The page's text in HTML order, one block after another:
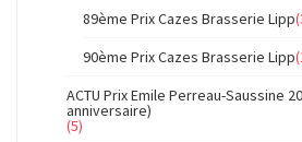
89ème Prix Cazes Brasserie Lipp
90ème Prix Cazes Brasserie Lipp
ACTU Prix Emile Perreau-Saussine
anniversaire)
(5)